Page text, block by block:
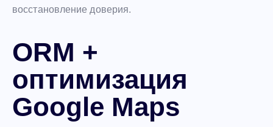
восстановление доверия.
ORM +
оптимизация
Google Maps